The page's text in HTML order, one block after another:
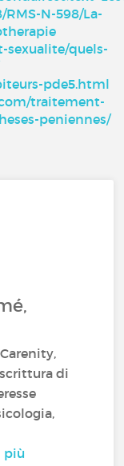
N-598/La-
sexualite/quels-
pde5.html
traitement-
peniennes/
di
più